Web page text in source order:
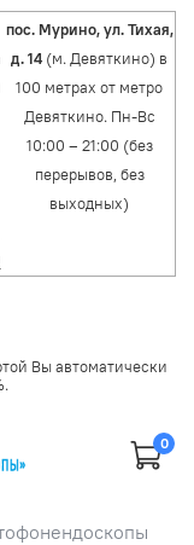
пос. Мурино, ул. Тихая,
д. 14 (м. Девяткино) в
100 метрах от метро
Девяткино. Пн-Вс
10:00 – 21:00 (без
перерывов, без
выходных)
Вы автоматически
0